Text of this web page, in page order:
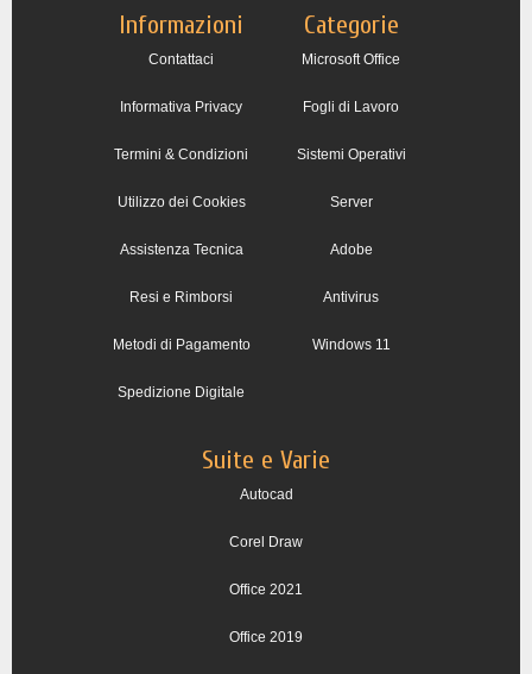
Informazioni
Contattaci
Informativa Privacy
Termini & Condizioni
Utilizzo dei Cookies
Assistenza Tecnica
Resi e Rimborsi
Metodi di Pagamento
Spedizione Digitale
Categorie
Microsoft Office
Fogli di Lavoro
Sistemi Operativi
Server
Adobe
Antivirus
Windows 11
Suite e Varie
Autocad
Corel Draw
Office 2021
Office 2019